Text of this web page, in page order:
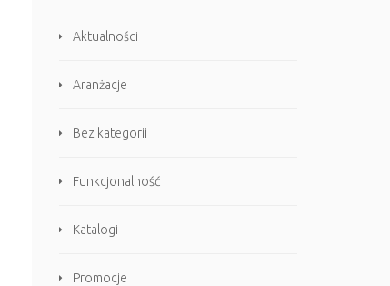
Aktualności
Aranżacje
Bez kategorii
Funkcjonalność
Katalogi
Promocje